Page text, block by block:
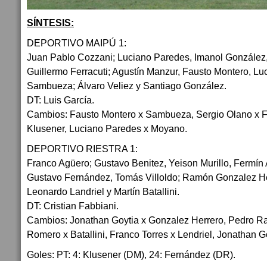
SÍNTESIS:
DEPORTIVO MAIPÚ 1:
Juan Pablo Cozzani; Luciano Paredes, Imanol
Guillermo Ferracuti; Agustín Manzur, Fausto Montero,
Sambueza; Álvaro Veliez y Santiago González.
DT: Luis García.
Cambios: Fausto Montero x Sambueza, Sergio Olano x
Klusener, Luciano Paredes x Moyano.
DEPORTIVO RIESTRA 1:
Franco Agüero; Gustavo Benitez, Yeison Murillo,
Gustavo Fernández, Tomás Villoldo; Ramón Gonzalez
Leonardo Landriel y Martín Batallini.
DT: Cristian Fabbiani.
Cambios: Jonathan Goytia x Gonzalez Herrero, Pedro
Romero x Batallini, Franco Torres x Lendriel, Jonathan
Goles: PT: 4: Klusener (DM), 24: Fernández (DR).